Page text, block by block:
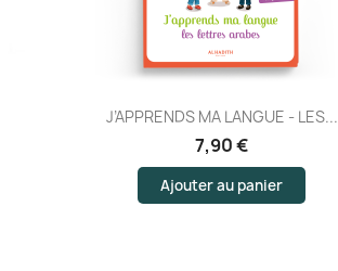
Aperçu rapide
J’APPRENDS MA LANGUE - LES...
7,90 €
Ajouter au panier